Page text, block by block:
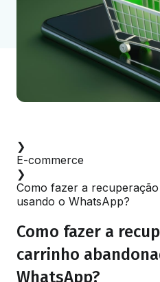
❯
E-commerce
❯
Como fazer a
usando o WhatsApp?
Como fazer a
carrinho
WhatsApp?